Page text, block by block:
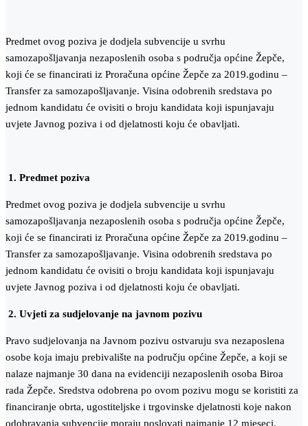
Predmet ovog poziva je dodjela subvencije u svrhu
samozapošljavanja nezaposlenih osoba s područja općine Žepče,
koji će se financirati iz Proračuna općine Žepče za 2019.godinu –
Transfer za samozapošljavanje. Visina odobrenih sredstava po
jednom kandidatu će ovisiti o broju kandidata koji ispunjavaju
uvjete Javnog poziva i od djelatnosti koju će obavljati.
1. Predmet poziva
Predmet ovog poziva je dodjela subvencije u svrhu
samozapošljavanja nezaposlenih osoba s područja općine Žepče,
koji će se financirati iz Proračuna općine Žepče za 2019.godinu –
Transfer za samozapošljavanje. Visina odobrenih sredstava po
jednom kandidatu će ovisiti o broju kandidata koji ispunjavaju
uvjete Javnog poziva i od djelatnosti koju će obavljati.
2. Uvjeti za sudjelovanje na javnom pozivu
Pravo sudjelovanja na Javnom pozivu ostvaruju sva nezaposlena
osobe koja imaju prebivalište na području općine Žepče, a koji se
nalaze najmanje 30 dana na evidenciji nezaposlenih osoba Biroa
rada Žepče. Sredstva odobrena po ovom pozivu mogu se koristiti za
financiranje obrta, ugostiteljske i trgovinske djelatnosti koje nakon
odobravanja subvencije moraju poslovati najmanje 12 mjeseci.